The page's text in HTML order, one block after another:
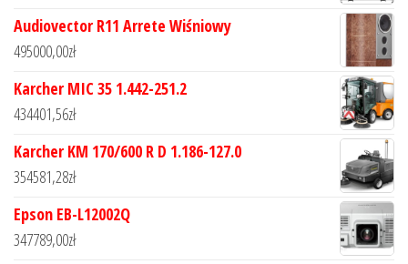
Audiovector R11 Arrete Wiśniowy
495000,00zł
Karcher MIC 35 1.442-251.2
434401,56zł
Karcher KM 170/600 R D 1.186-127.0
354581,28zł
Epson EB-L12002Q
347789,00zł